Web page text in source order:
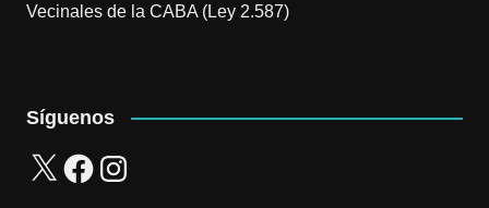
Vecinales de la CABA (Ley 2.587)
Síguenos
X FacebookInstagram